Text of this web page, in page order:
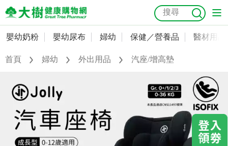
嬰幼奶粉
婦幼
保健／營養品
奶瓶奶嘴
會員資料及密碼修改
訂單查詢
收藏清單
嬰幼奶粉 嬰幼尿布 婦幼 保健／營養品 醫材用品
首頁 婦幼 外出用品 汽座/增高墊